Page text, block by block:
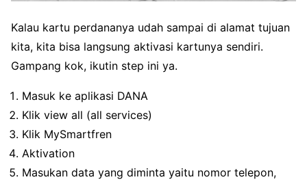
Kalau kartu perdananya udah sampai di alamat tujuan
kita, kita bisa langsung aktivasi kartunya sendiri.
Gampang kok, ikutin step ini ya.
Masuk ke aplikasi DANA
Klik view all (all services)
Klik MySmartfren
Aktivation
Masukan data yang diminta yaitu nomor telepon,